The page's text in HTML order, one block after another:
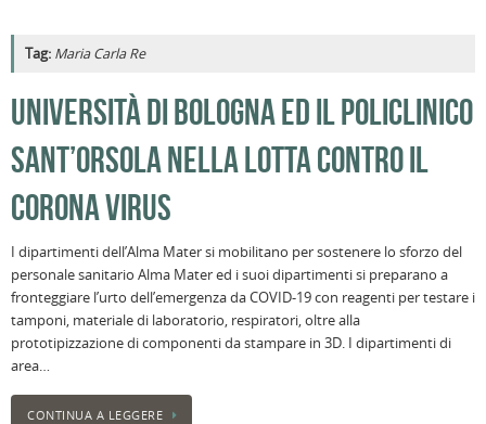
Tag: Maria Carla Re
UNIVERSITÀ DI BOLOGNA ED IL POLICLINICO
SANT’ORSOLA NELLA LOTTA CONTRO IL
CORONA VIRUS
I dipartimenti dell’Alma Mater si mobilitano per sostenere lo sforzo del
personale sanitario Alma Mater ed i suoi dipartimenti si preparano a
fronteggiare l’urto dell’emergenza da COVID-19 con reagenti per testare i
tamponi, materiale di laboratorio, respiratori, oltre alla
prototipizzazione di componenti da stampare in 3D. I dipartimenti di
area…
CONTINUA A LEGGERE